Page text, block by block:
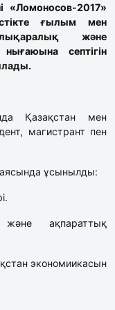
«Ломоносов-2017»
ғылым мен
және
септігін
Қазақстан мен
магистрант пен
аясында ұсынылды:
ақпараттық
экономиикасын